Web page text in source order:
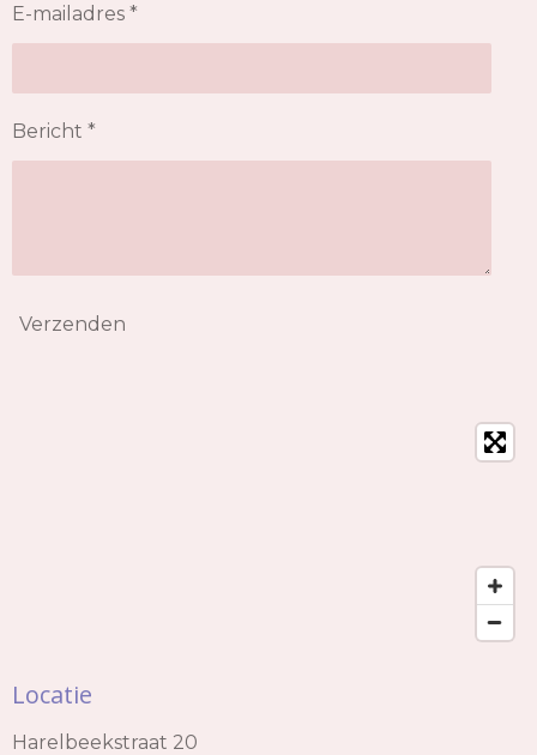
E-mailadres *
Bericht *
Verzenden
Locatie
Harelbeekstraat 20